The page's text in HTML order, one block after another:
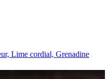
Lime cordial, Grenadine